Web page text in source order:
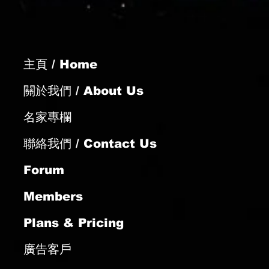
轉場謀突破
主頁 / Home
關於我們 / About Us
名家專欄
聯絡我們 / Contact Us
Forum
Members
Plans & Pricing
廣告客戶